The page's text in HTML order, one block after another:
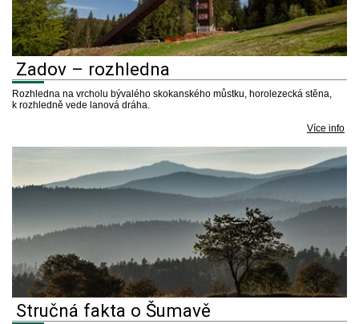
Zadov – rozhledna
Rozhledna na vrcholu bývalého skokanského můstku, horolezecká stěna,
k rozhledně vede lanová dráha.
Více info
Stručná fakta o Šumavě